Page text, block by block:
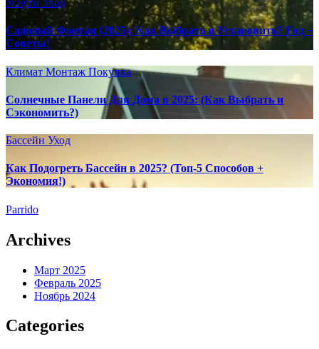
Услуги Уход
Садовый Фонтан (2025): Как Выбрать и Установить? Гид +
Советы!
Климат Монтаж Покупка
Солнечные Панели Для Дома в 2025: (Как Выбрать и
Сэкономить?)
Бассейн Уход
Как Подогреть Бассейн в 2025? (Топ-5 Способов +
Экономия!)
Parrido
Archives
Март 2025
Февраль 2025
Ноябрь 2024
Categories